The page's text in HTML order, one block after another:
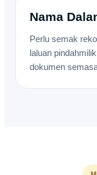
Nama
Perlu semak
laluan
dokumen